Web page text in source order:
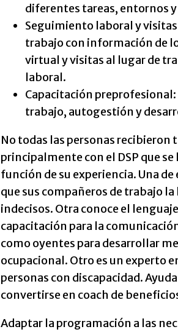
diferentes tareas, entornos
Seguimiento laboral y
trabajo con información de
virtual y visitas al lugar de
laboral.
Capacitación
trabajo, autogestión y
No todas las personas
principalmente con el DSP que
función de su experiencia. Una
que sus compañeros de trabajo
indecisos. Otra conoce el
capacitación para la
como oyentes para desarrollar
ocupacional. Otro es un experto
personas con discapacidad.
convertirse en coach de
Adaptar la programación a las